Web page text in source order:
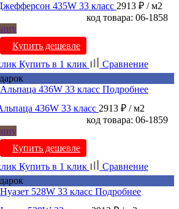
435W 33 класс 2913 ₽ / м2
код товара: 06-1858
Купить дешевле
Купить в 1 клик
Сравнение
Подробнее
436W 33 класс 2913 ₽ / м2
код товара: 06-1859
Купить дешевле
Купить в 1 клик
Сравнение
Подробнее